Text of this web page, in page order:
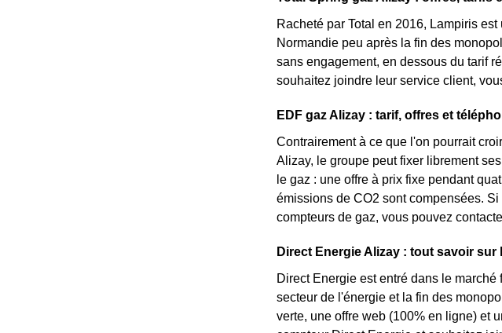
Racheté par Total en 2016, Lampiris
Normandie peu après la fin des
sans engagement, en dessous du tarif
souhaitez joindre leur service client,
EDF gaz Alizay : tarif, offres et
Contrairement à ce que l'on pourrait
Alizay, le groupe peut fixer librement
le gaz : une offre à prix fixe pendant
émissions de CO2 sont compensées.
compteurs de gaz, vous pouvez
Direct Energie Alizay : tout savoir
Direct Energie est entré dans le
secteur de l'énergie et la fin des
verte, une offre web (100% en ligne) et